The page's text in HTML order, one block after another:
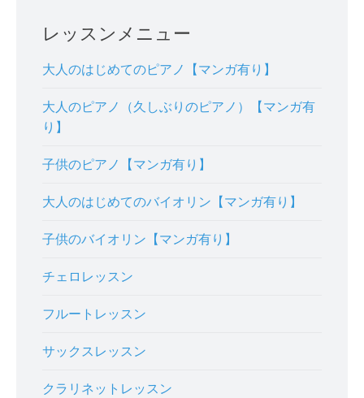
レッスンメニュー
大人のはじめてのピアノ【マンガ有り】
大人のピアノ（久しぶりのピアノ）【マンガ有
り】
子供のピアノ【マンガ有り】
大人のはじめてのバイオリン【マンガ有り】
子供のバイオリン【マンガ有り】
チェロレッスン
フルートレッスン
サックスレッスン
クラリネットレッスン